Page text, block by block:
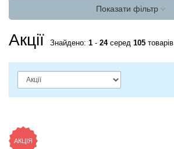
Показати фільтр
Акції Знайдено: 1 - 24серед 105 товарів
АКЦІЯ